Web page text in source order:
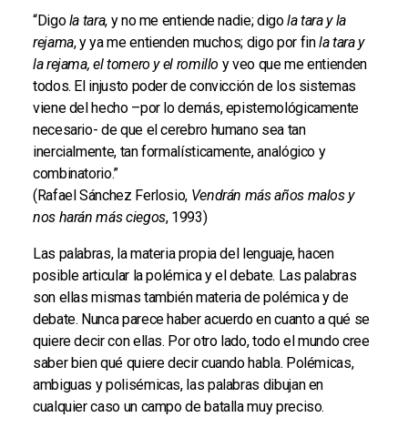
“Digola tara, y no me entiende nadie; digola tara y la
rejama, y ya me entienden muchos; digo por finla tara y
la rejama, el tomero y el romillo y veo que me entienden
todos. El injusto poder de convicción de los sistemas
viene del hecho –por lo demás, epistemológicamente
necesario- de que el cerebro humano sea tan
inercialmente, tan formalísticamente, analógico y
combinatorio.”
(Rafael Sánchez Ferlosio, Vendrán más años malos y
nos harán más ciegos, 1993)
Las palabras, la materia propia del lenguaje, hacen
posible articular la polémica y el debate. Las palabras
son ellas mismas también materia de polémica y de
debate. Nunca parece haber acuerdo en cuanto a qué se
quiere decir con ellas. Por otro lado, todo el mundo cree
saber bien qué quiere decir cuando habla. Polémicas,
ambiguas y polisémicas, las palabras dibujan en
cualquier caso un campo de batalla muy preciso.